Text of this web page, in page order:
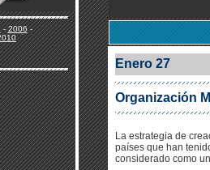
-2006-
Enero 27
Organización
La estrategia de
países que han
considerado como